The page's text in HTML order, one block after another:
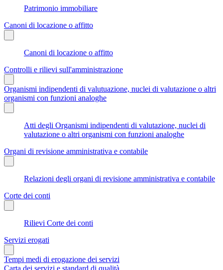
Patrimonio immobiliare
Canoni di locazione o affitto
Canoni di locazione o affitto
Controlli e rilievi sull'amministrazione
Organismi indipendenti di valutuazione, nuclei di valutazione o altri
organismi con funzioni analoghe
Atti degli Organismi indipendenti di valutazione, nuclei di
valutazione o altri organismi con funzioni analoghe
Organi di revisione amministrativa e contabile
Relazioni degli organi di revisione amministrativa e contabile
Corte dei conti
Rilievi Corte dei conti
Servizi erogati
Tempi medi di erogazione dei servizi
Carta dei servizi e standard di qualità